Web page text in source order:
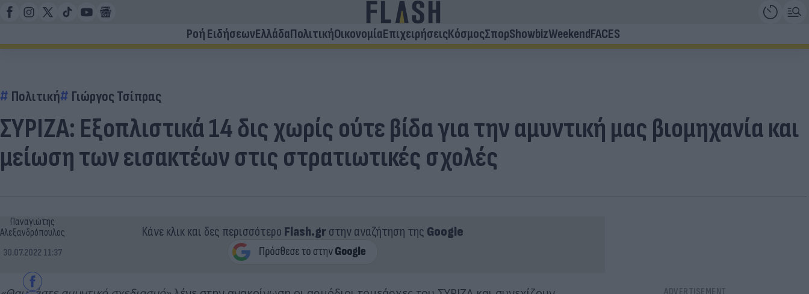
Ροή ΕιδήσεωνΕλλάδαΠολιτικήΟικονομίαΕπιχειρήσειςΚόσμοςΣπορShowbizWeekendFACES
Πολιτική Γιώργος Τσίπρας
ΣΥΡΙΖΑ: Εξοπλιστικά 14 δις χωρίς ούτε βίδα για την αμυντική μας βιομηχανία και
μείωση των εισακτέων στις στρατιωτικές σχολές
Παναγιώτης
Αλεξανδρόπουλος
30.07.2022 11:37
Κάνε κλικ και δες περισσότερο Flash.grστην αναζήτηση της Google